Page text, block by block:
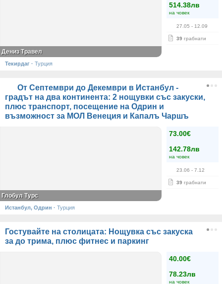
514.38лв
на човек
27.05 - 12.09
39 грабнати
Дениз Травел
Текирдаг · Турция
От Септември до Декември в Истанбул -
градът на два континента: 2 нощувки със закуски,
плюс транспорт, посещение на Одрин и
възможност за МОЛ Венеция и Капалъ Чаршъ
73.00€
142.78лв
на човек
23.06 - 7.12
39 грабнати
Глобул Турс
Истанбул, Одрин · Турция
Гостувайте на столицата: Нощувка със закуска
за до трима, плюс фитнес и паркинг
40.00€
78.23лв
на човек